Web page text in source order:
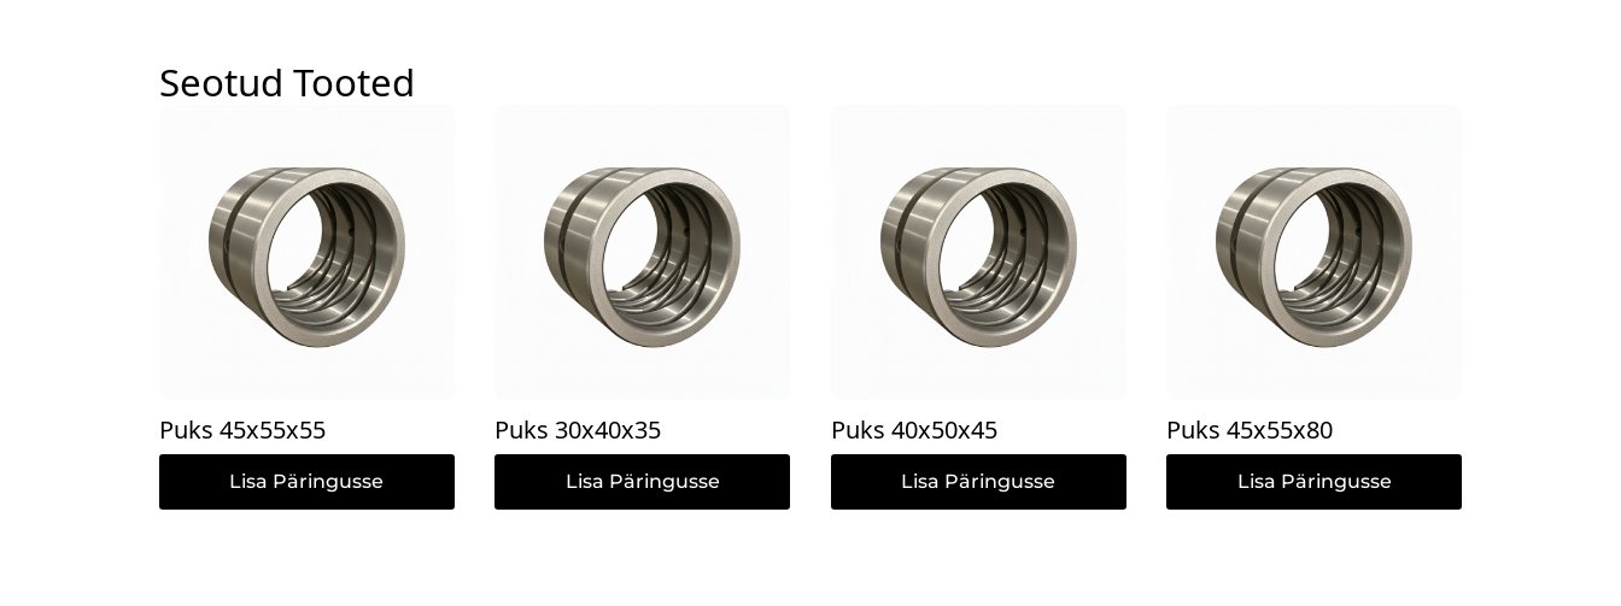
Seotud Tooted
Puks 45x55x55
Lisa Päringusse
Puks 30x40x35
Lisa Päringusse
Puks 40x50x45
Lisa Päringusse
Puks 45x55x80
Lisa Päringusse